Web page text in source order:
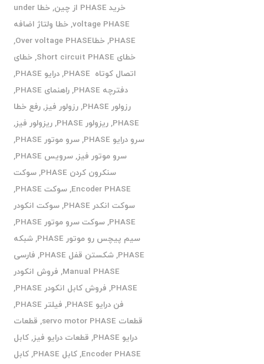
خرید PHASE از چین ,
خطا under
voltage PHASE
,خطا ولتاژ اضافه
PHASE
,خطاOver voltage PHASE
,
خطای Short circuit PHASE
,خطای
اتصال کوتاه PHASE
,درایو PHASE
,
دفترچه PHASE
,راهنمای PHASE
,
رزولور PHASE
,رزولور فیز,رفع خطا
PHASE
,ریزولور PHASE ,ریزولور فیز,
سرو درایو PHASE
,سرو موتور PHASE
,
سرو موتور فیز,سرویس PHASE
,
سنکرون کردن PHASE
,سوکت
Encoder PHASE
,سوکت PHASE
,
سوکت انکدر PHASE
,سوکت انکودر
PHASE
,سوکت سرو موتور PHASE
,
سیم پیچس رو موتور PHASE
,شبکه
PHASE
,شکستن قفل PHASE , فارسی
Manual PHASE
, فروش انکودر
PHASE
, فروش کابل انکودر PHASE
,
فن درایو PHASE
, فیلتر PHASE
,
قطعات servo motor PHASE
, قطعات
درایو PHASE
, قطعات درایو فیز,کابل
Encoder PHASE
,کابل PHASE ,کابل